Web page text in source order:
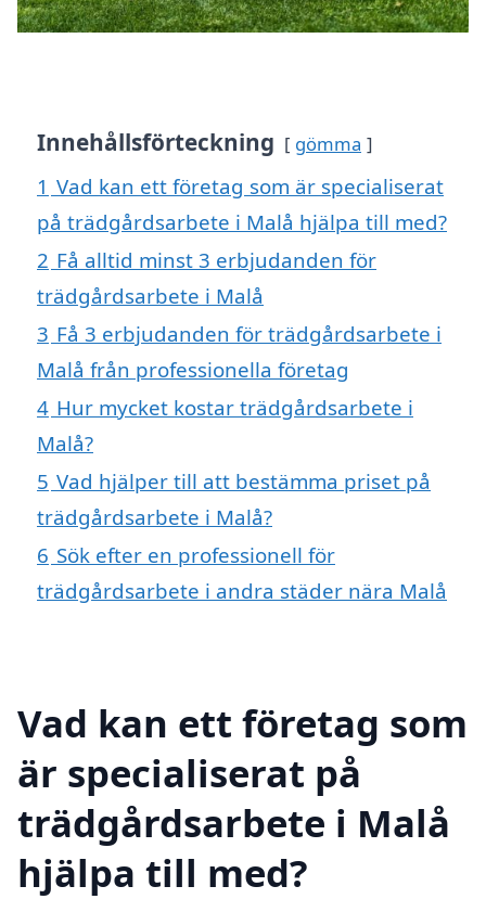
Innehållsförteckning gömma
1 Vad kan ett företag som är specialiserat
på trädgårdsarbete i Malå hjälpa till med?
2 Få alltid minst 3 erbjudanden för
trädgårdsarbete i Malå
3 Få 3 erbjudanden för trädgårdsarbete i
Malå från professionella företag
4 Hur mycket kostar trädgårdsarbete i
Malå?
5 Vad hjälper till att bestämma priset på
trädgårdsarbete i Malå?
6 Sök efter en professionell för
trädgårdsarbete i andra städer nära Malå
Vad kan ett företag som
är specialiserat på
trädgårdsarbete i Malå
hjälpa till med?